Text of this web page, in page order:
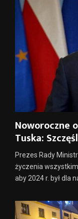
Noworoczne
Tuska:
Prezes Rady
życzenia
aby 2024 r. był dla